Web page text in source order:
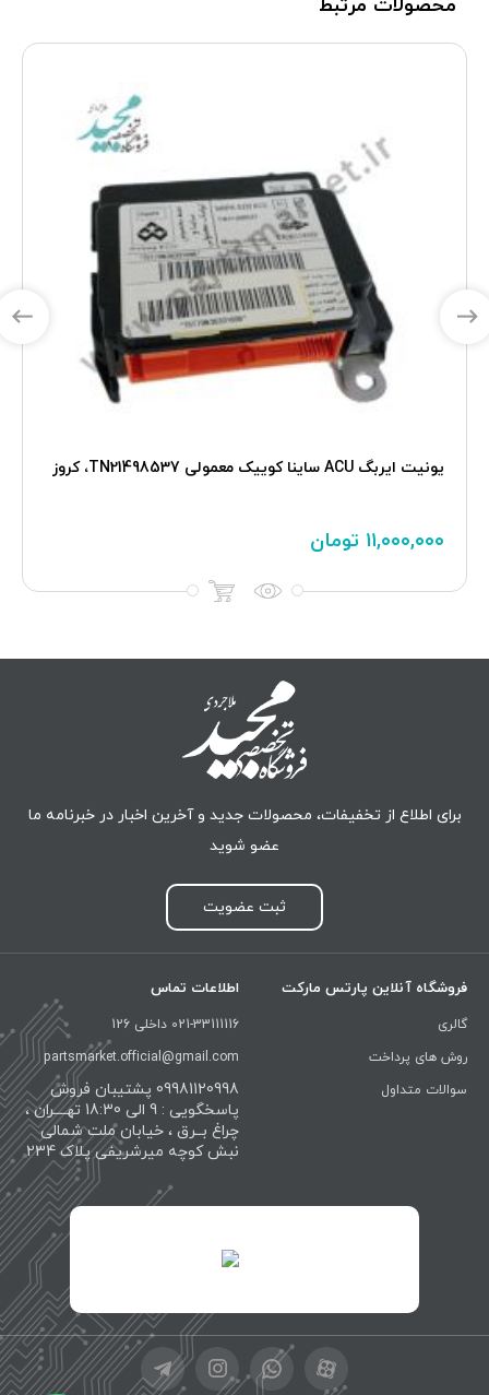
محصولات مرتبط
یونیت ایربگ ACU ساينا کوييک معمولی TN21498537، کروز
۱۱,۰۰۰,۰۰۰ تومان
برای اطلاع از تخفیفات، محصولات جدید و آخرین اخبار در خبرنامه ما
عضو شوید
ثبت عضویت
فروشگاه آنلاین پارتس مارکت
گالری
روش های پرداخت
سوالات متداول
اطلاعات تماس
021-33111116 داخلی 126
partsmarket.official@gmail.com
09981120998 پشتیبان فروش
پاسخگویی : 9 الی 18:30 تهــــران ،
چراغ بــرق ، خیابان ملت شمالی
نبش کوچه میرشریفی پلاک 234